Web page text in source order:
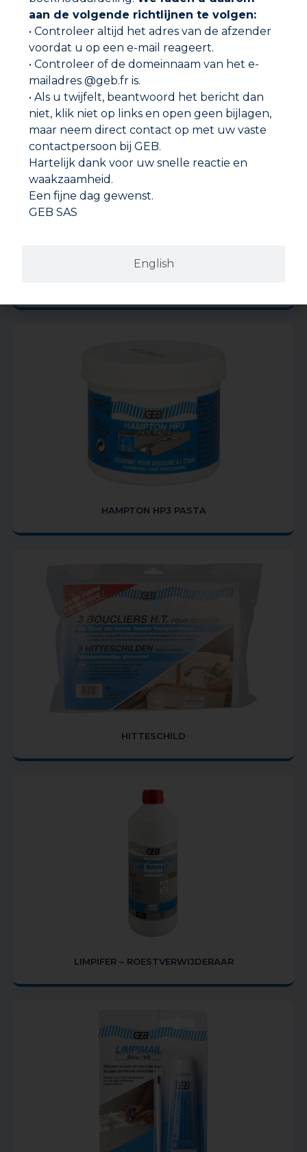
GEBSOPLAST HT PLUS
HAMPTON HP3 PASTA
HITTESCHILD
LIMPIFER – ROESTVERWIJDERAAR
English
aan de volgende richtlijnen te volgen:
• Controleer altijd het adres van de afzender
voordat u op een e-mail reageert.
• Controleer of de domeinnaam van het e-
mailadres @geb.fr is.
• Als u twijfelt, beantwoord het bericht dan
niet, klik niet op links en open geen bijlagen,
maar neem direct contact op met uw vaste
contactpersoon bij GEB.
Hartelijk dank voor uw snelle reactie en
waakzaamheid.
Een fijne dag gewenst.
GEB SAS